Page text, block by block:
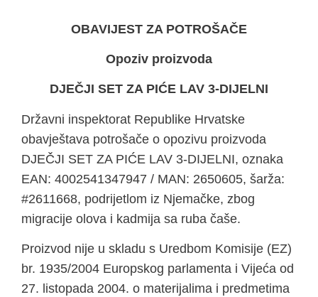
OBAVIJEST ZA POTROŠAČE
Opoziv proizvoda
DJEČJI SET ZA PIĆE LAV 3-DIJELNI
Državni inspektorat Republike Hrvatske
obavještava potrošače o opozivu proizvoda
DJEČJI SET ZA PIĆE LAV 3-DIJELNI, oznaka
EAN: 4002541347947 / MAN: 2650605, šarža:
#2611668, podrijetlom iz Njemačke, zbog
migracije olova i kadmija sa ruba čaše.
Proizvod nije u skladu s Uredbom Komisije (EZ)
br. 1935/2004 Europskog parlamenta i Vijeća od
27. listopada 2004. o materijalima i predmetima